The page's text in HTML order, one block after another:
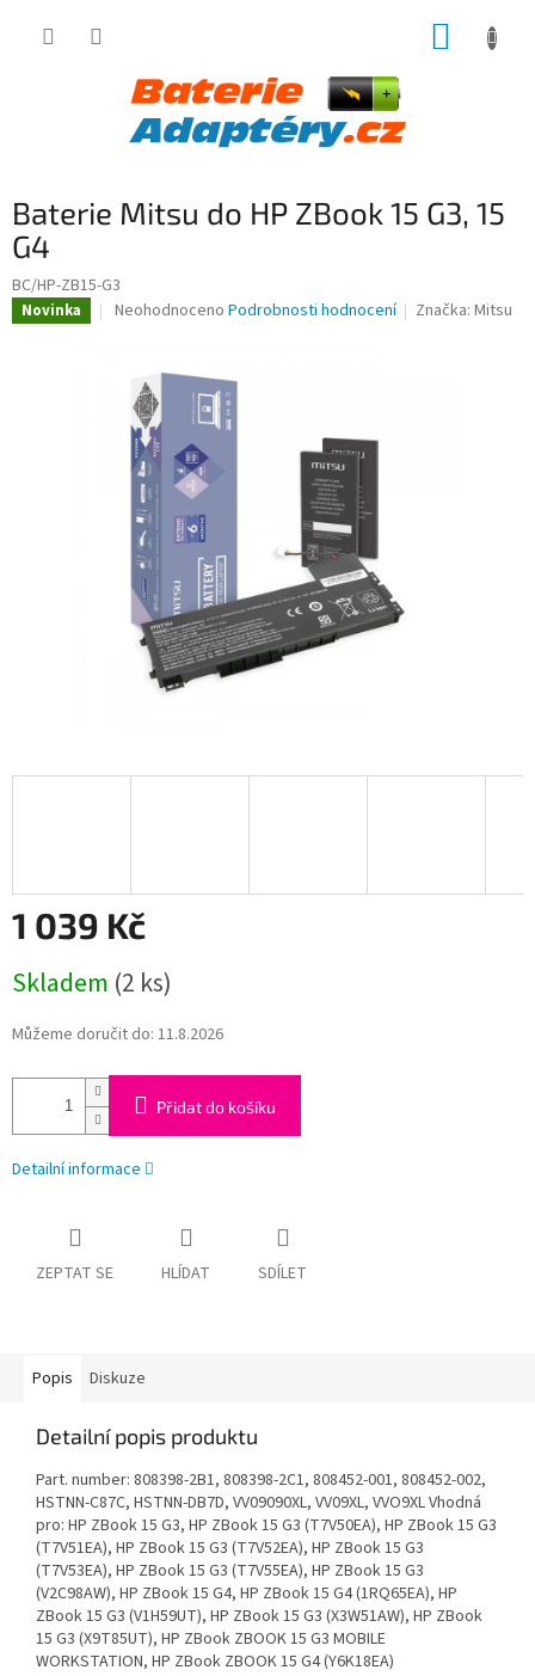
Baterie Mitsu do HP ZBook 15 G3, 15
G4
BC/HP-ZB15-G3
Novinka
Průměrné
0,0
hvězdiček.
Neohodnoceno Podrobnosti hodnocení Značka:Mitsu
1 039 Kč
cena:
Skladem (2 ks)
Můžeme doručit do: 11.8.2026
Přidat do košíku
Detailní informace
ZEPTAT SE HLÍDAT SDÍLET
Popis Diskuze
Detailní popis produktu
Part. number: 808398-2B1, 808398-2C1, 808452-001, 808452-002,
HSTNN-C87C, HSTNN-DB7D, VV09090XL, VV09XL, VVO9XL Vhodná
pro: HP ZBook 15 G3, HP ZBook 15 G3 (T7V50EA), HP ZBook 15 G3
(T7V51EA), HP ZBook 15 G3 (T7V52EA), HP ZBook 15 G3
(T7V53EA), HP ZBook 15 G3 (T7V55EA), HP ZBook 15 G3
(V2C98AW), HP ZBook 15 G4, HP ZBook 15 G4 (1RQ65EA), HP
ZBook 15 G3 (V1H59UT), HP ZBook 15 G3 (X3W51AW), HP ZBook
15 G3 (X9T85UT), HP ZBook ZBOOK 15 G3 MOBILE
WORKSTATION, HP ZBook ZBOOK 15 G4 (Y6K18EA)